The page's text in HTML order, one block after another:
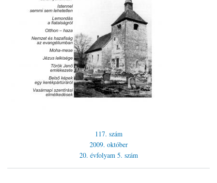
117. szám
2009. október
20. évfolyam 5. szám